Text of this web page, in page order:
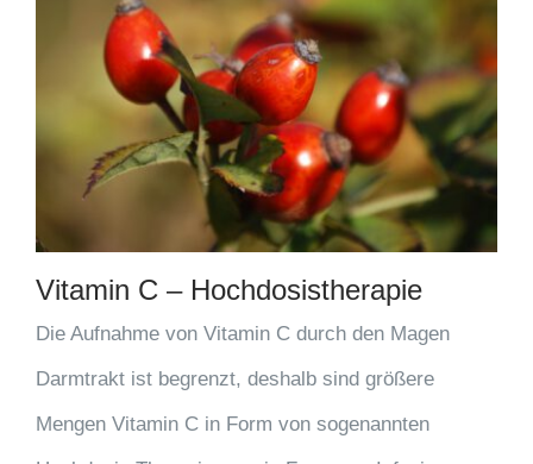
Vitamin C – Hochdosistherapie
Die Aufnahme von Vitamin C durch den Magen
Darmtrakt ist begrenzt, deshalb sind größere
Mengen Vitamin C in Form von sogenannten